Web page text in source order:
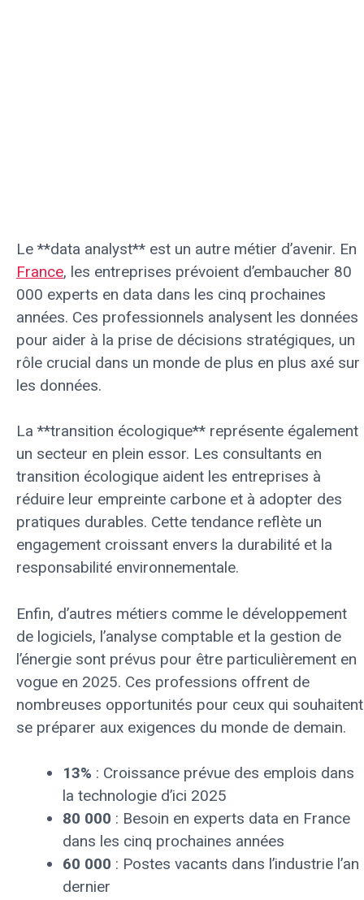
Le **data analyst** est un autre métier d’avenir. En
France, les entreprises prévoient d’embaucher 80
000 experts en data dans les cinq prochaines
années. Ces professionnels analysent les données
pour aider à la prise de décisions stratégiques, un
rôle crucial dans un monde de plus en plus axé sur
les données.
La **transition écologique** représente également
un secteur en plein essor. Les consultants en
transition écologique aident les entreprises à
réduire leur empreinte carbone et à adopter des
pratiques durables. Cette tendance reflète un
engagement croissant envers la durabilité et la
responsabilité environnementale.
Enfin, d’autres métiers comme le développement
de logiciels, l’analyse comptable et la gestion de
l’énergie sont prévus pour être particulièrement en
vogue en 2025. Ces professions offrent de
nombreuses opportunités pour ceux qui souhaitent
se préparer aux exigences du monde de demain.
13% : Croissance prévue des emplois dans
la technologie d’ici 2025
80 000 : Besoin en experts data en France
dans les cinq prochaines années
60 000 : Postes vacants dans l’industrie l’an
dernier